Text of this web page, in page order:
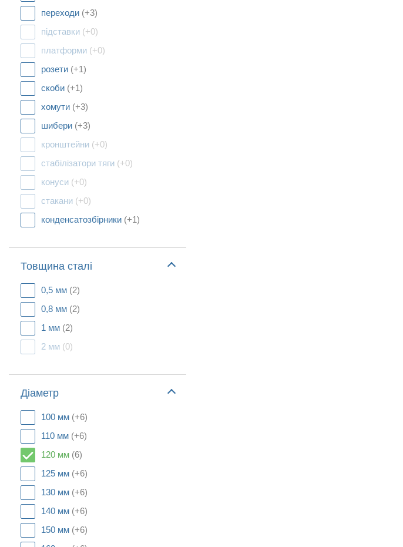
переходи (+3)
підставки (+0)
платформи (+0)
розети (+1)
скоби (+1)
хомути (+3)
шибери (+3)
кронштейни (+0)
стабілізатори тяги (+0)
конуси (+0)
стакани (+0)
конденсатозбірники (+1)
Товщина сталі
0,5 мм (2)
0,8 мм (2)
1 мм (2)
2 мм (0)
Діаметр
100 мм (+6)
110 мм (+6)
120 мм (6)
125 мм (+6)
130 мм (+6)
140 мм (+6)
150 мм (+6)